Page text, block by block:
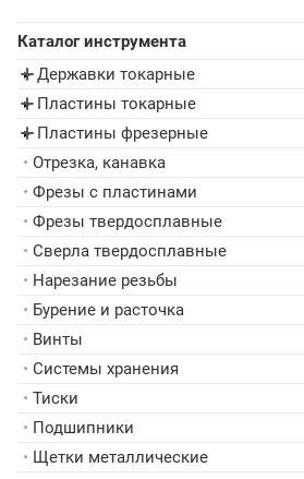
Каталог инструмента
▸ Державки токарные
▸ Пластины токарные
▸ Пластины фрезерные
• Отрезка, канавка
• Фрезы с пластинами
• Фрезы твердосплавные
• Сверла твердосплавные
• Нарезание резьбы
• Бурение и расточка
• Винты
• Системы хранения
• Тиски
• Подшипники
• Щетки металлические